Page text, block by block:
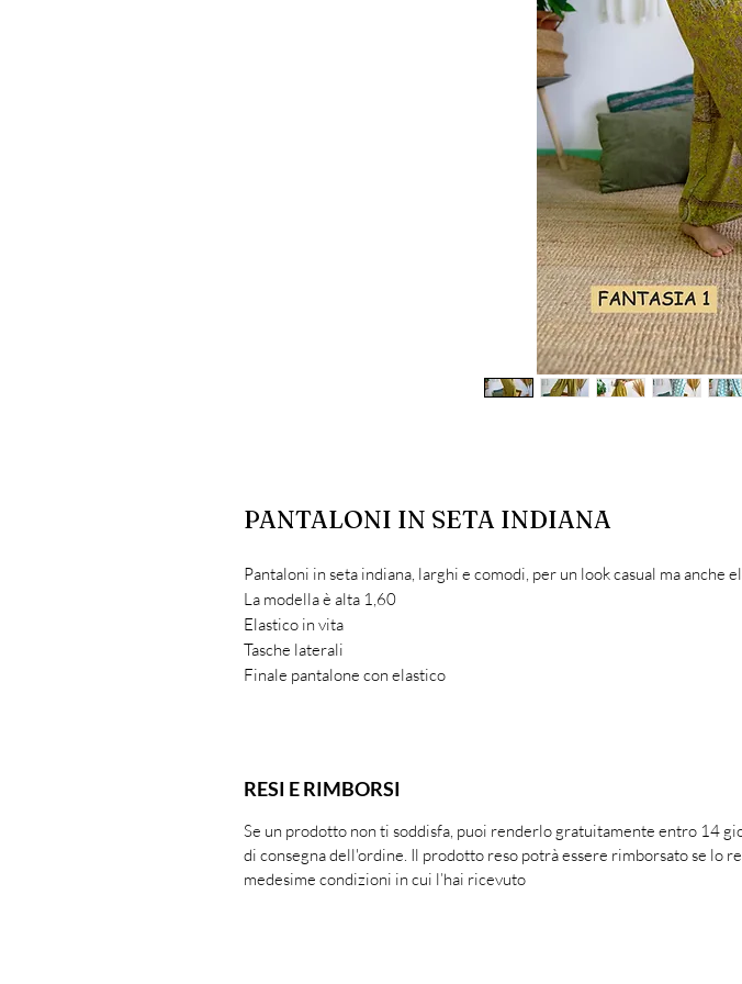
PANTALONI IN SETA INDIANA
Pantaloni in seta indiana, larghi e comodi, per un look casual ma anche
La modella è alta 1,60
Elastico in vita
Tasche laterali
Finale pantalone con elastico
RESI E RIMBORSI
Se un prodotto non ti soddisfa, puoi renderlo gratuitamente entro 14
di consegna dell'ordine. Il prodotto reso potrà essere rimborsato se lo
medesime condizioni in cui l’hai ricevuto